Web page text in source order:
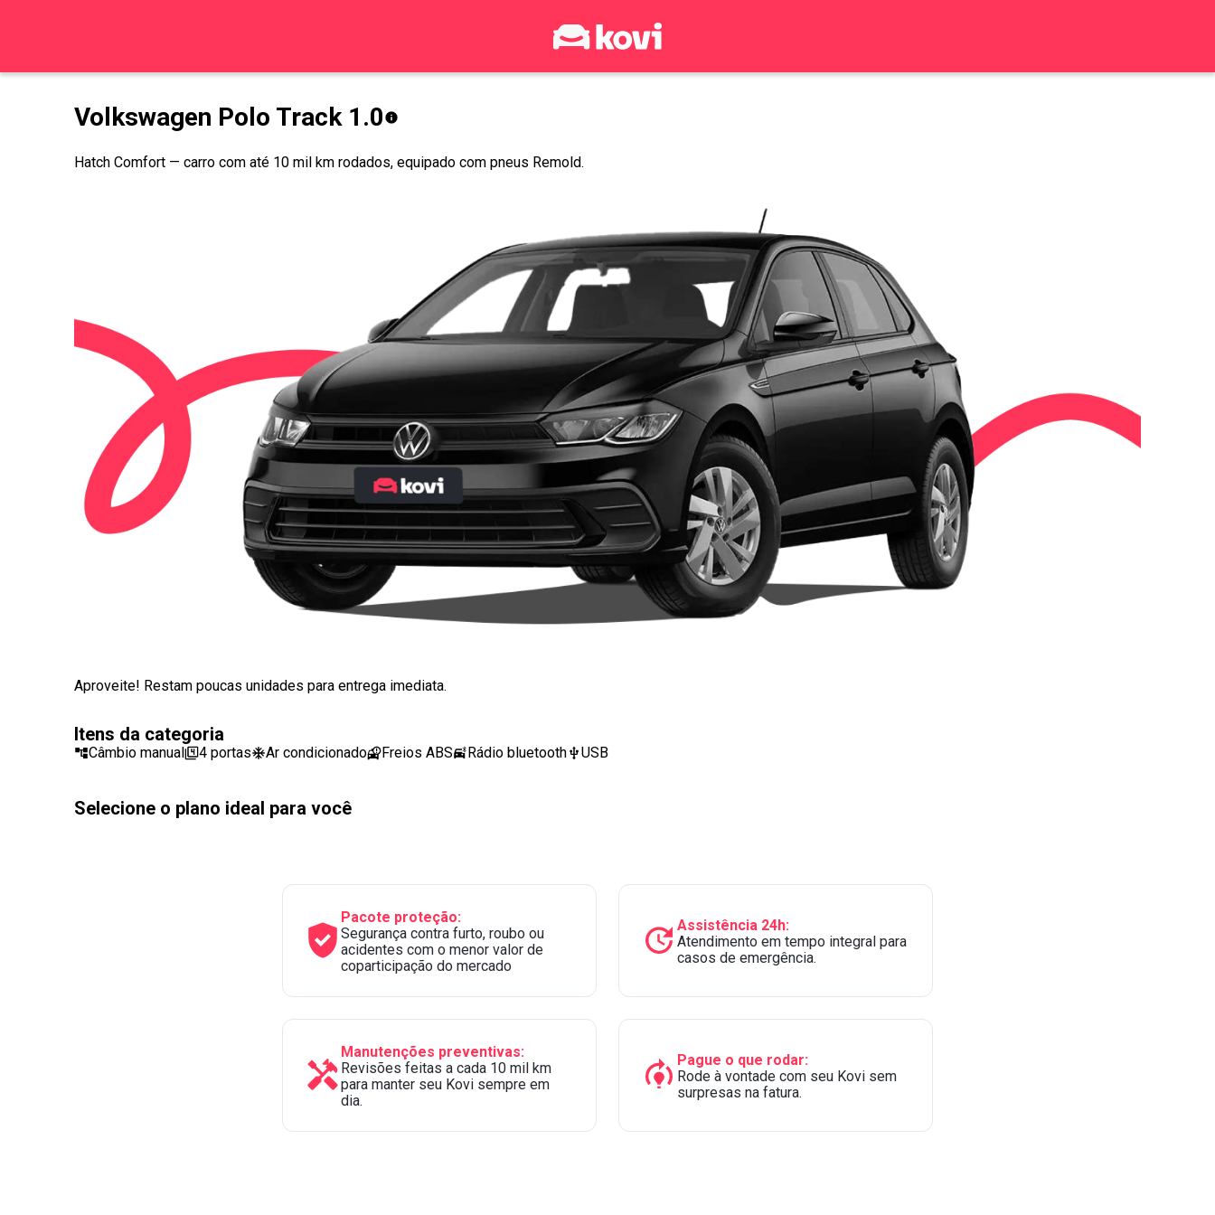
Volkswagen Polo Track 1.0
Hatch Comfort — carro com até 10 mil km rodados, equipado com pneus Remold.
Aproveite! Restam poucas unidades para entrega imediata.
Itens da categoria
Câmbio manual 4 portas Ar condicionado Freios ABS Rádio bluetooth USB
Selecione o plano ideal para você
Pacote proteção:
Segurança contra furto, roubo ou
acidentes com o menor valor de
coparticipação do mercado
Assistência 24h:
Atendimento em tempo integral para
casos de emergência.
Manutenções preventivas:
Revisões feitas a cada 10 mil km
para manter seu Kovi sempre em
dia.
Pague o que rodar:
Rode à vontade com seu Kovi sem
surpresas na fatura.